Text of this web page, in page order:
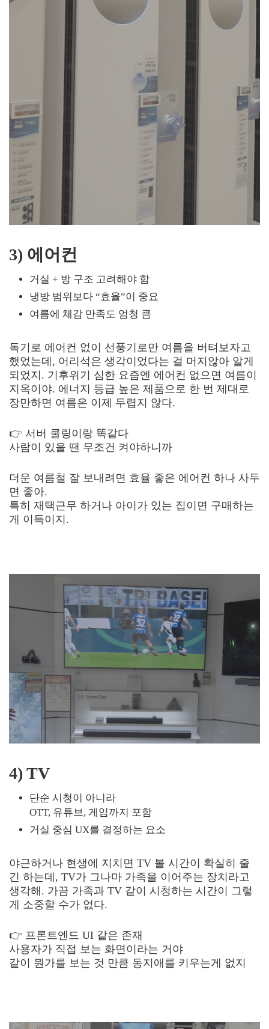
3) 에어컨
거실 + 방 구조 고려해야 함
냉방 범위보다 “효율”이 중요
여름에 체감 만족도 엄청 큼
독기로 에어컨 없이 선풍기로만 여름을 버텨보자고
했었는데, 어리석은 생각이었다는 걸 머지않아 알게
되었지. 기후위기 심한 요즘엔 에어컨 없으면 여름이
지옥이야. 에너지 등급 높은 제품으로 한 번 제대로
장만하면 여름은 이제 두렵지 않다.
👉 서버 쿨링이랑 똑같다
사람이 있을 땐 무조건 켜야하니까
더운 여름철 잘 보내려면 효율 좋은 에어컨 하나 사두
면 좋아.
특히 재택근무 하거나 아이가 있는 집이면 구매하는
게 이득이지.
4) TV
단순 시청이 아니라
OTT, 유튜브, 게임까지 포함
거실 중심 UX를 결정하는 요소
야근하거나 현생에 지치면 TV 볼 시간이 확실히 줄
긴 하는데, TV가 그나마 가족을 이어주는 장치라고
생각해. 가끔 가족과 TV 같이 시청하는 시간이 그렇
게 소중할 수가 없다.
👉 프론트엔드 UI 같은 존재
사용자가 직접 보는 화면이라는 거야
같이 뭔가를 보는 것 만큼 동지애를 키우는게 없지